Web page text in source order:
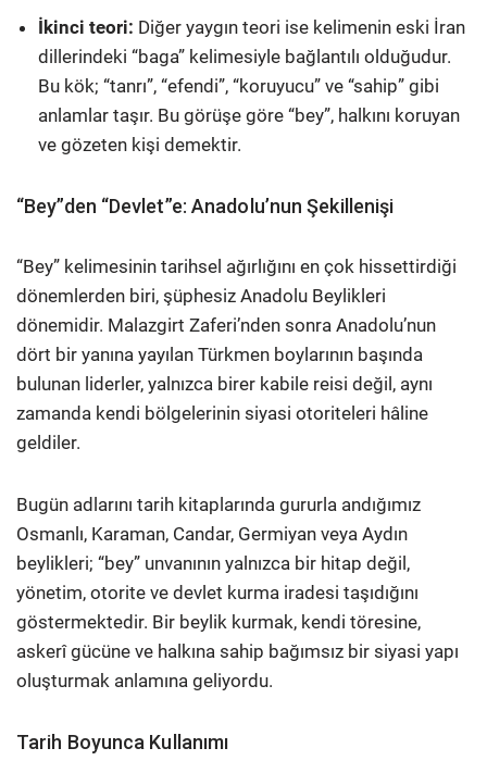
İkinci teori: Diğer yaygın teori ise kelimenin eski İran
dillerindeki “baga” kelimesiyle bağlantılı olduğudur.
Bu kök; “tanrı”, “efendi”, “koruyucu” ve “sahip” gibi
anlamlar taşır. Bu görüşe göre “bey”, halkını koruyan
ve gözeten kişi demektir.
“Bey”den “Devlet”e: Anadolu’nun Şekillenişi
“Bey” kelimesinin tarihsel ağırlığını en çok hissettirdiği
dönemlerden biri, şüphesiz Anadolu Beylikleri
dönemidir. Malazgirt Zaferi’nden sonra Anadolu’nun
dört bir yanına yayılan Türkmen boylarının başında
bulunan liderler, yalnızca birer kabile reisi değil, aynı
zamanda kendi bölgelerinin siyasi otoriteleri hâline
geldiler.
Bugün adlarını tarih kitaplarında gururla andığımız
Osmanlı, Karaman, Candar, Germiyan veya Aydın
beylikleri; “bey” unvanının yalnızca bir hitap değil,
yönetim, otorite ve devlet kurma iradesi taşıdığını
göstermektedir. Bir beylik kurmak, kendi töresine,
askerî gücüne ve halkına sahip bağımsız bir siyasi yapı
oluşturmak anlamına geliyordu.
Tarih Boyunca Kullanımı